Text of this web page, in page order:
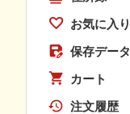
お気に入り
保存データ
カート
注文履歴